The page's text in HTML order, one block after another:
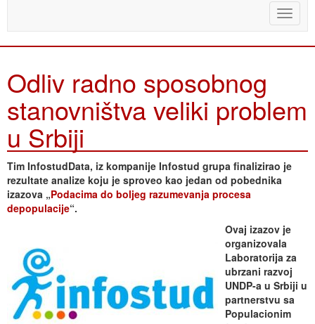
Toggle
Odliv radno sposobnog
stanovništva veliki problem
u Srbiji
Tim InfostudData, iz kompanije Infostud grupa finalizirao je
rezultate analize koju je sproveo kao jedan od pobednika
izazova „Podacima do boljeg razumevanja procesa
depopulacije“.
Ovaj izazov je
organizovala
Laboratorija za
ubrzani razvoj
UNDP-a u Srbiji u
partnerstvu sa
Populacionim